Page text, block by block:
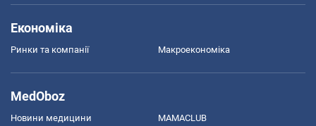
Економіка
Ринки та компанії Макроекономіка
MedOboz
Новини медицини MAMACLUB